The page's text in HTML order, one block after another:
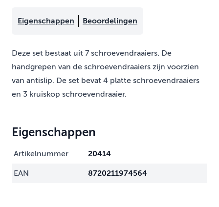
Eigenschappen Beoordelingen
Deze set bestaat uit 7 schroevendraaiers. De
handgrepen van de schroevendraaiers zijn voorzien
van antislip. De set bevat 4 platte schroevendraaiers
en 3 kruiskop schroevendraaier.
Eigenschappen
Artikelnummer 20414
EAN 8720211974564